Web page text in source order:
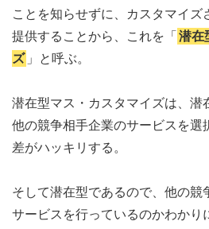
ことを知らせずに、カスタマイズ
提供することから、これを「 潜在
ズ 」と呼ぶ。
潜在型マス・カスタマイズは、潜
他の競争相手企業のサービスを選
差がハッキリする。
そして潜在型であるので、他の競
サービスを行っているのかわかり